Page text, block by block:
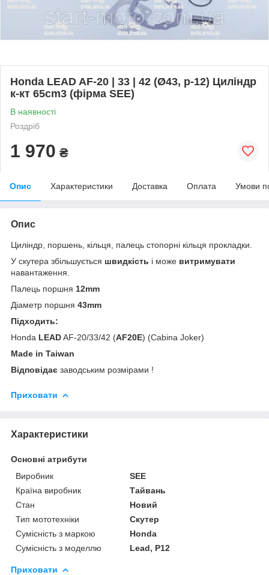
Honda LEAD AF-20 | 33 | 42 (Ø43, p-12) Циліндр
к-кт 65cm3 (фірма SEE)
В наявності
Роздріб
1 970 ₴
Опис Характеристики Доставка Оплата Умови
Опис
Циліндр, поршень, кільця, палець стопорні кільця прокладки.
У скутера збільшується швидкість і може витримувати
навантаження.
Палець поршня 12mm
Діаметр поршня 43mm
Підходить:
Honda LEADAF-20/33/42 (AF20E) (Cabina Joker)
Made in Taiwan
Відповідає заводським розмірами !
Приховати
Характеристики
Основні атрибути
Виробник
SEE
Країна виробник
Тайвань
Стан
Новий
Тип мототехніки
Скутер
Сумісність з маркою
Honda
Сумісність з моделлю
Lead, P12
Приховати